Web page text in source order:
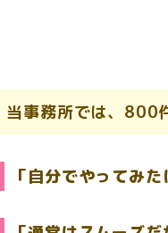
当事務所では、800
「自分でやってみ